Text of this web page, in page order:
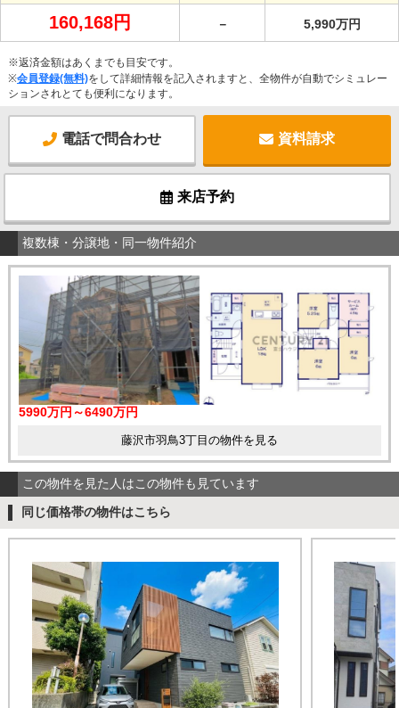
160,168円 － 5,990万円
※返済金額はあくまでも目安です。
※会員登録(無料)をして詳細情報を記入されますと、全物件が自動でシミュレー
ションされとても便利になります。
電話で問合わせ 資料請求
来店予約
複数棟・分譲地・同一物件紹介
5990万円～6490万円
藤沢市羽鳥3丁目の物件を見る
この物件を見た人はこの物件も見ています
同じ価格帯の物件はこちら